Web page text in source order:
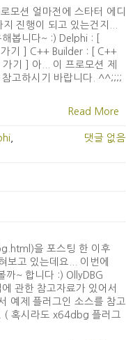
모션 얼마전에 스타터 에디
진행이 되고 있는건지...
봅니다~ :) Delphi : [
가기 ] C++ Builder : [ C++
기 ] 아... 이 프로모션 제
고하시기 바랍니다. ^^;;;;
Read More
댓글 없음
을 포스팅 한 이후
보고 있는데요... 이번에
~ 합니다 :) OllyDBG
관한 참고자료가 있어서
예제 플러그인 소스를 참고
( 혹시라도 x64dbg 플러그